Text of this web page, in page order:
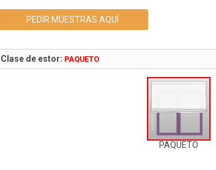
PEDIR MUESTRAS AQUÍ
Clase de estor: PAQUETO
PAQUETO